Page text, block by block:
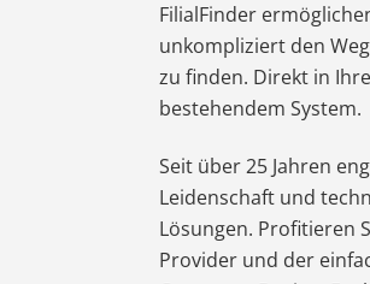
FilialFinder
unkompliziert den
zu finden. Direkt in
bestehendem System.
Seit über 25 Jahren
Leidenschaft und
Lösungen. Profitieren
Provider und der